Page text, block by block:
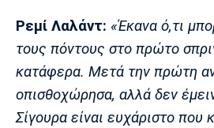
Ρεμί Λαλάντ: «Έκανα ό,τι
τους πόντους στο πρώτο
κατάφερα. Μετά την πρώτη
οπισθοχώρησα, αλλά δεν
Σίγουρα είναι ευχάριστο που